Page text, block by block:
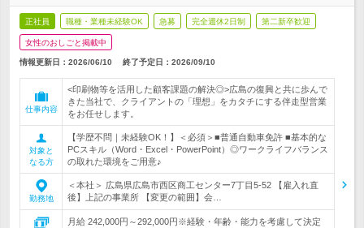
正社員 職種・業種未経験OK 急募 完全週休2日制 第二新卒歓迎
女性のおしごと掲載中
情報更新日：2026/06/10 終了予定日： 2026/09/10
仕事内容
<印刷物等を活用した顧客課題の解決◎>広島の復興と共に歩んで
きた当社で、クライアントの「理想」をカタチにする伴走型営業
をお任せします。
対象と
なる方
【学歴不問｜未経験OK！】＜必須＞■普通自動車免許 ■基本的な
PCスキル（Word・Excel・PowerPoint）◎ワークライフバランス
の取れた環境をご用意♪
勤務地
＜本社＞ 広島県広島市西区商工センター7丁目5-52 【雇入れ直
後】上記の事業所 【変更の範囲】会…
月給 242,000円～292,000円※経験・年齢・能力を考慮して決定